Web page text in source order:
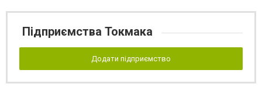
Підприємства Токмака
Додати підприємство